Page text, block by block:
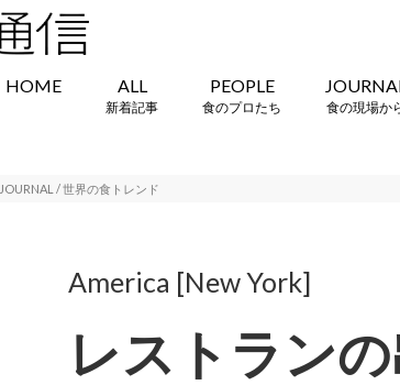
HOME ALL
新着記事
PEOPLE
食のプロたち 食の現場か
JOURNAL / 世界の食トレンド
America [New York]
レストラン